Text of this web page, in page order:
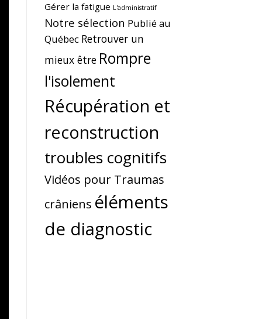
Gérer la fatigue L'administratif
Notre sélection Publié au
Québec Retrouver un
mieux être Rompre
l'isolement
Récupération et
reconstruction
troubles cognitifs
Vidéos pour Traumas
crâniens éléments
de diagnostic